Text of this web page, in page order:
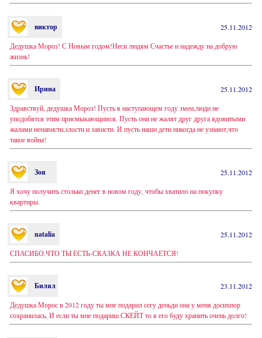
виктор
25.11.2012
Дедушка Мороз! С Новым годом!Неси людям Счастье и надежду на добрую
жизнь!
Ирина
25.11.2012
Здравствуй, дедушка Мороз! Пусть в наступающем году змеи,люди не
уподобятся этим присмыкающимся. Пусть они не жалят друг друга ядовитыми
жалами ненависти,злости и зависти. И пусть наши дети никогда не узнают,что
такое война!
Зоя
25.11.2012
Я хочу получить столько денег в новом году, чтобы хватило на покупку
квартиры.
natalia
25.11.2012
СПАСИБО.ЧТО ТЫ ЕСТЬ-СКАЗКА НЕ КОНЧАЕТСЯ!
Билял
23.11.2012
Дедушка Морос в 2012 году ты мне подарил сегу деньди она у меня досихпор
сохранилась, И если ты мне подариш СКЕЙТ то я его буду хранить очень долго!